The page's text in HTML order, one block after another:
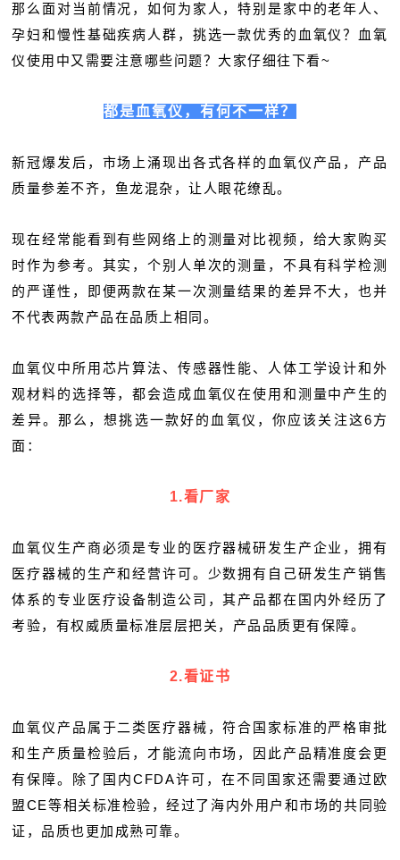
那么面对当前情况，如何为家人，特别是家中的老年人、
孕妇和慢性基础疾病人群，挑选一款优秀的血氧仪？血氧
仪使用中又需要注意哪些问题？大家仔细往下看~
都是血氧仪，有何不一样？
新冠爆发后，市场上涌现出各式各样的血氧仪产品，产品
质量参差不齐，鱼龙混杂，让人眼花缭乱。
现在经常能看到有些网络上的测量对比视频，给大家购买
时作为参考。其实，个别人单次的测量，不具有科学检测
的严谨性，即便两款在某一次测量结果的差异不大，也并
不代表两款产品在品质上相同。
血氧仪中所用芯片算法、传感器性能、人体工学设计和外
观材料的选择等，都会造成血氧仪在使用和测量中产生的
差异。那么，想挑选一款好的血氧仪，你应该关注这6方
面：
1.看厂家
血氧仪生产商必须是专业的医疗器械研发生产企业，拥有
医疗器械的生产和经营许可。少数拥有自己研发生产销售
体系的专业医疗设备制造公司，其产品都在国内外经历了
考验，有权威质量标准层层把关，产品品质更有保障。
2.看证书
血氧仪产品属于二类医疗器械，符合国家标准的严格审批
和生产质量检验后，才能流向市场，因此产品精准度会更
有保障。除了国内CFDA许可，在不同国家还需要通过欧
盟CE等相关标准检验，经过了海内外用户和市场的共同验
证，品质也更加成熟可靠。